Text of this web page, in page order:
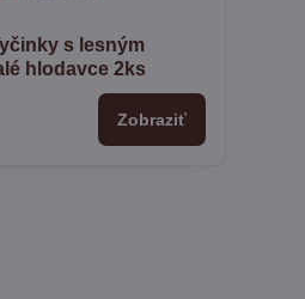
s lesným
hlodavce 2ks
Zobraziť